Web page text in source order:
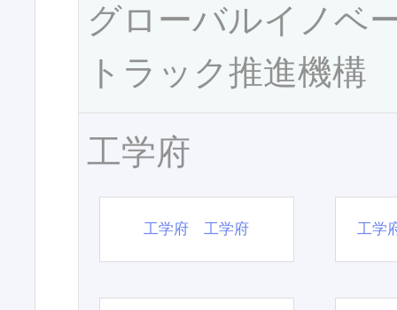
グローバルイノベ
トラック推進機構
工学府
工学府 工学府 工学